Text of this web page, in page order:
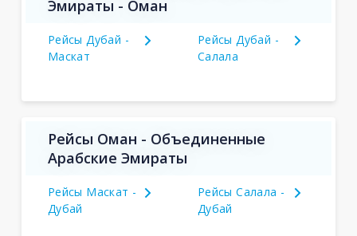
Эмираты - Оман
Рейсы Дубай -
Маскат
Рейсы Дубай -
Салала
Рейсы Оман - Объединенные
Арабские Эмираты
Рейсы Маскат -
Дубай
Рейсы Салала -
Дубай